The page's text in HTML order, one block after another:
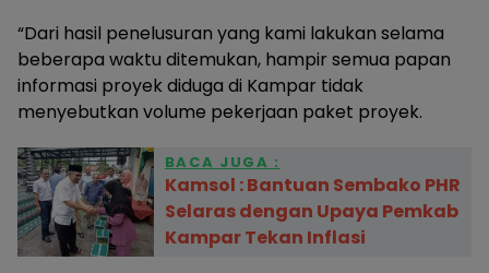
“Dari hasil penelusuran yang kami lakukan selama
beberapa waktu ditemukan, hampir semua papan
informasi proyek diduga di Kampar tidak
menyebutkan volume pekerjaan paket proyek.
BACA JUGA :
Kamsol : Bantuan Sembako PHR
Selaras dengan Upaya Pemkab
Kampar Tekan Inflasi